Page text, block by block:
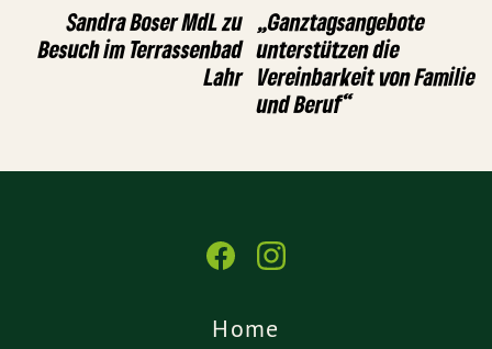
Sandra Boser MdL zu
Besuch im Terrassenbad
Lahr
„Ganztagsangebote
unterstützen die
Vereinbarkeit von Familie
und Beruf“
Home